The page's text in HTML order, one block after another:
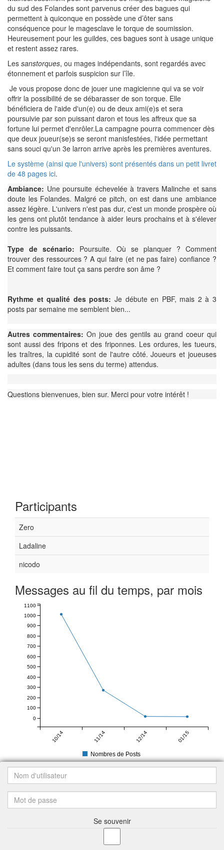
du sud des Folandes sont parvenus créer des bagues qui
permettent à quiconque en possède une d’ôter sans
conséquence pour le magesclave le torque de soumission.
Heureusement pour les guildes, ces bagues sont à usage unique
et restent assez rares.
Les sanstorques, ou mages indépendants, sont regardés avec
étonnement et parfois suspicion sur l’île.
Je vous propose donc de jouer une magicienne qui va se voir
offrir la possibilité de se débarasser de son torque. Elle
bénéficiera de l'aide d'un(e) ou de deux ami(e)s et sera
poursuivie par son puissant daron et tous les affreux que sa
fortune lui permet d'enrôler.La campagne pourra commencer dès
que deux joueur(se)s se seront manisfestées, l'idée permettant
sans souci qu'un 3e larron arrive après les premières aventures.
Le système (ainsi que l'univers) sont présentés dans un petit livret
de 48 pages ici.
Ambiance: Une poursuite échevelée à travers Malinche et sans
doute les Folandes. Malgré ce pitch, on est dans une ambiance
assez légère. L'univers n'est pas dur, c'est un monde prospère où
les gens ont plutôt tendance à aider leurs prochains et à s'élever
contre les puissants.
Type de scénario: Poursuite. Où se planquer ? Comment
trouver des ressources ? A qui faire (et ne pas faire) confiance ?
Et comment faire tout ça sans perdre son âme ?
Rythme et qualité des posts: Je débute en PBF, mais 2 à 3
posts par semaine me semblent bien...
Autres commentaires: On joue des gentils au grand coeur qui
sont aussi des fripons et des friponnes. Les ordures, les tueurs,
les traîtres, la cupidité sont de l'autre côté. Joueurs et joueuses
adultes (dans tous les sens du terme) attendus.
Questions bienvenues, bien sur. Merci pour votre intérêt !
Participants
Zero
Ladaline
nicodo
Messages au fil du temps, par mois
10/14 11/14 12/14 01/15
0
100
200
300
400
500
600
700
800
900
1000
1100
Nombres de Posts
Se souvenir